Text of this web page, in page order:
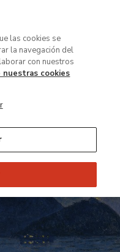
de 2014
las cookies se
la navegación del
con nuestros
nuestras cookies